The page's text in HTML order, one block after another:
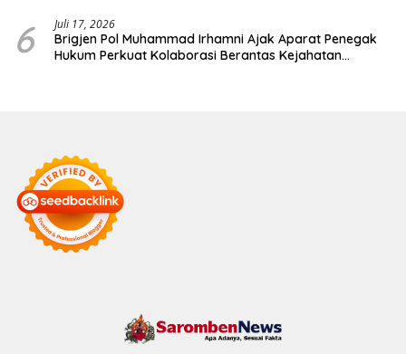
6 Juli 17, 2026
Brigjen Pol Muhammad Irhamni Ajak Aparat Penegak
Hukum Perkuat Kolaborasi Berantas Kejahatan